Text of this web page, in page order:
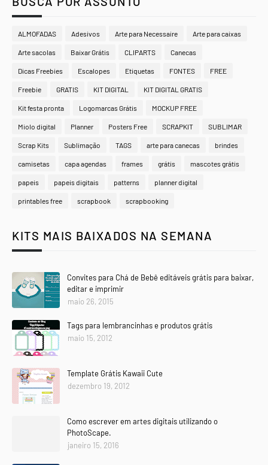
ALMOFADAS Adesivos Arte para Necessaire Arte para caixas
Arte sacolas Baixar Grátis CLIPARTS Canecas
Dicas Freebies Escalopes Etiquetas FONTES FREE
Freebie GRATIS KIT DIGITAL KIT DIGITAL GRATIS
Kit festa pronta Logomarcas Grátis MOCKUP FREE
Miolo digital Planner Posters Free SCRAPKIT SUBLIMAR
Scrap Kits Sublimação TAGS arte para canecas brindes
camisetas capa agendas frames grátis mascotes grátis
papeis papeis digitais patterns planner digital
printables free scrapbook scrapbooking
KITS MAIS BAIXADOS NA SEMANA
Convites para Chá de Bebê editáveis grátis para baixar,
editar e imprimir
maio 26, 2015
Tags para lembrancinhas e produtos grátis
maio 15, 2012
Template Grátis Kawaii Cute
dezembro 19, 2012
Como escrever em artes digitais utilizando o
PhotoScape.
janeiro 15, 2016